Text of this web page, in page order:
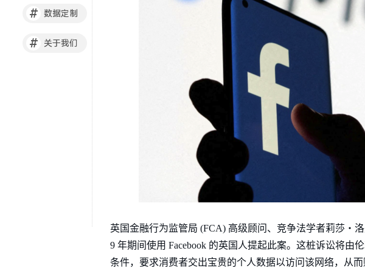
# 数据定制
# 关于我们
英国金融行为监管局 (FCA) 高级顾问、竞争法学者莉莎・
9 年期间使用 Facebook 的英国人提起此案。这桩诉讼将由
条件，要求消费者交出宝贵的个人数据以访问该网络，从而